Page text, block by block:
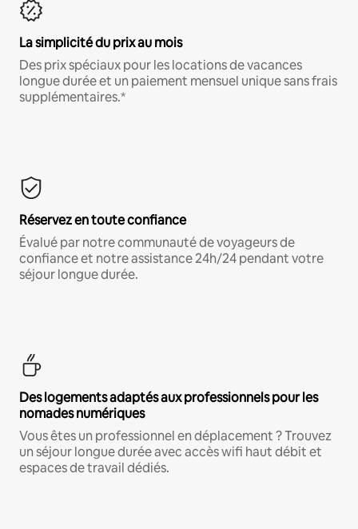
La simplicité du prix au mois
Des prix spéciaux pour les locations de vacances
longue durée et un paiement mensuel unique sans frais
supplémentaires.*
Réservez en toute confiance
Évalué par notre communauté de voyageurs de
confiance et notre assistance 24h/24 pendant votre
séjour longue durée.
Des logements adaptés aux professionnels pour les
nomades numériques
Vous êtes un professionnel en déplacement ? Trouvez
un séjour longue durée avec accès wifi haut débit et
espaces de travail dédiés.